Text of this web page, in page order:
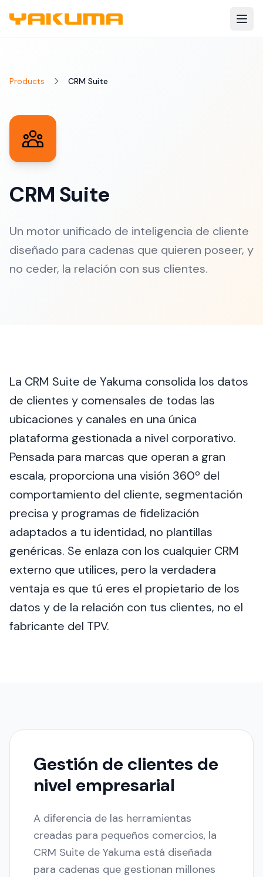
Products CRM Suite
CRM Suite
Un motor unificado de inteligencia de cliente
diseñado para cadenas que quieren poseer, y
no ceder, la relación con sus clientes.
La CRM Suite de Yakuma consolida los datos
de clientes y comensales de todas las
ubicaciones y canales en una única
plataforma gestionada a nivel corporativo.
Pensada para marcas que operan a gran
escala, proporciona una visión 360º del
comportamiento del cliente, segmentación
precisa y programas de fidelización
adaptados a tu identidad, no plantillas
genéricas. Se enlaza con los cualquier CRM
externo que utilices, pero la verdadera
ventaja es que tú eres el propietario de los
datos y de la relación con tus clientes, no el
fabricante del TPV.
Gestión de clientes de
nivel empresarial
A diferencia de las herramientas
creadas para pequeños comercios, la
CRM Suite de Yakuma está diseñada
para cadenas que gestionan millones